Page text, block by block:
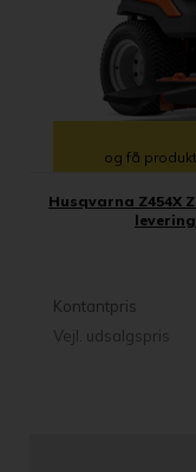
og få
Husqvarna Z454X
Kontantpris
Vejl. udsalgspris